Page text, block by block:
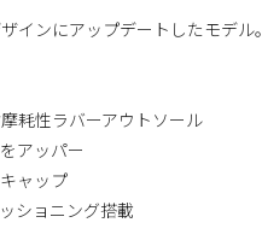
インにアップデートしたモデル。
耗性ラバーアウトソール
アッパー
ャップ
ショニング搭載